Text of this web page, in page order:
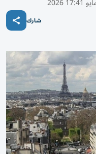
شارك